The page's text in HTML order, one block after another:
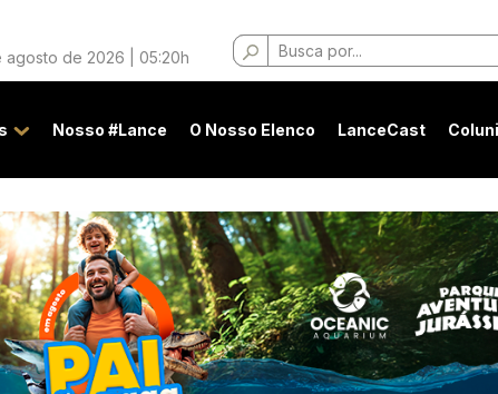
agosto de 2026 | 05:20h
Buscar
por:
Nosso #Lance O Nosso Elenco LanceCast